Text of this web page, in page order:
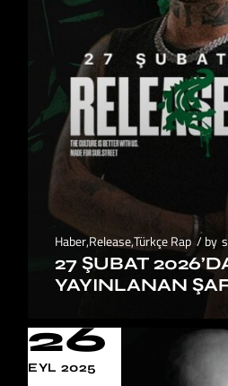
Haber,Release,Türkçe Rap by
27 ŞUBAT
YAYINLANAN
26
EYL 2025